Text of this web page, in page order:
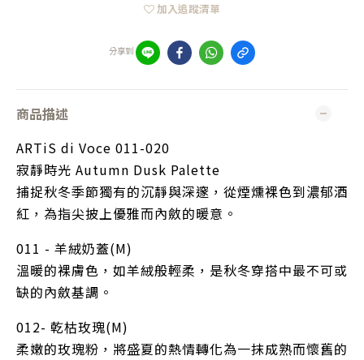
加入追蹤清單
分享到
商品描述
ARTiS di Voce 011-020
寂靜時光 Autumn Dusk Palette
捕捉秋冬季節獨有的沉靜與深邃，從煙燻裸色到濃郁酒
紅，為指尖披上優雅而內斂的暖意。
011 - 羊絨奶蓋(M)
溫暖的裸膚色，如羊絨般輕柔，是秋冬穿搭中最不可或
缺的內斂基調。
012- 乾枯玫瑰(M)
柔嫩的玫瑰粉，將盛夏的熱情轉化為一抹成熟而懷舊的